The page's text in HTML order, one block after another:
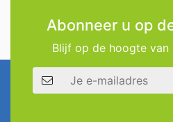
Abonneer u op
Blijf op de hoogte van
E-mailadres